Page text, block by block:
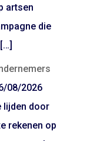
artsen
die
08/2026
lijden door
rekenen op